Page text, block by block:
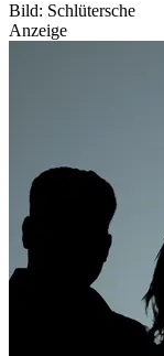
Bild: Schlütersche
Anzeige